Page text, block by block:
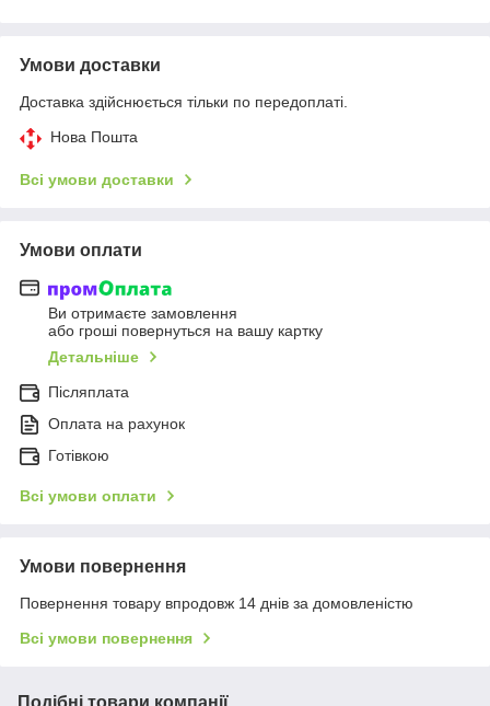
Умови доставки
Доставка здійснюється тільки по передоплаті.
Нова Пошта
Всі умови доставки
Умови оплати
Ви отримаєте замовлення
або гроші повернуться на вашу картку
Детальніше
Післяплата
Оплата на рахунок
Готівкою
Всі умови оплати
Умови повернення
Повернення товару впродовж 14 днів за домовленістю
Всі умови повернення